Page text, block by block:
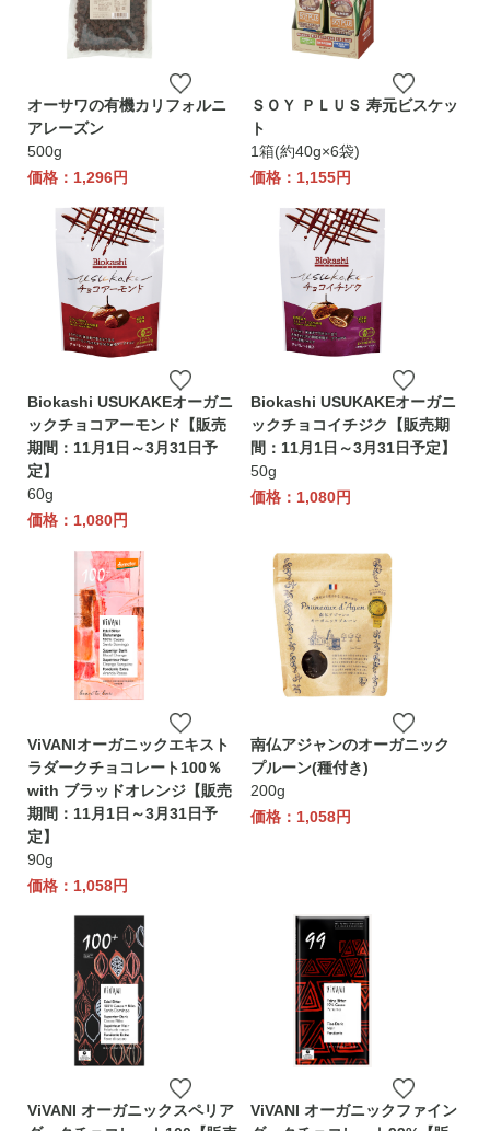
オーサワの有機カリフォルニ
アレーズン
500g
価格：1,296円
ＳＯＹ ＰＬＵＳ 寿元ビスケッ
ト
1箱(約40g×6袋)
価格：1,155円
Biokashi USUKAKEオーガニ
ックチョコアーモンド【販売
期間：11月1日～3月31日予
定】
60g
価格：1,080円
Biokashi USUKAKEオーガニ
ックチョコイチジク【販売期
間：11月1日～3月31日予定】
50g
価格：1,080円
ViVANIオーガニックエキスト
ラダークチョコレート100％
with ブラッドオレンジ【販売
期間：11月1日～3月31日予
定】
90g
価格：1,058円
南仏アジャンのオーガニック
プルーン(種付き)
200g
価格：1,058円
ViVANI オーガニックスペリア
ViVANI オーガニックファイン